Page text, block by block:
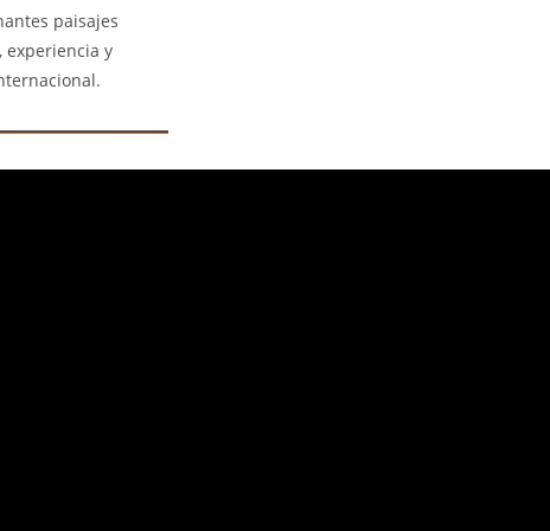
paisajes
experiencia y